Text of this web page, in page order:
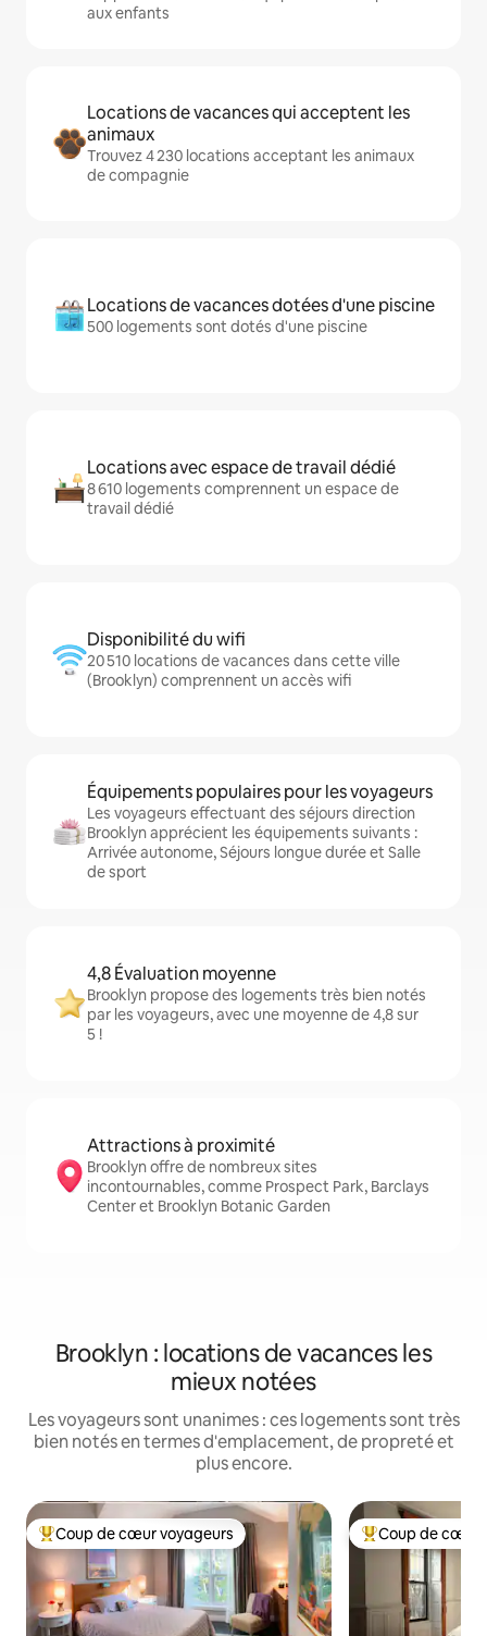
aux enfants
Locations de vacances qui acceptent les
animaux
Trouvez 4 230 locations acceptant les animaux
de compagnie
Locations de vacances dotées d'une piscine
500 logements sont dotés d'une piscine
Locations avec espace de travail dédié
8 610 logements comprennent un espace de
travail dédié
Disponibilité du wifi
20 510 locations de vacances dans cette ville
(Brooklyn) comprennent un accès wifi
Équipements populaires pour les voyageurs
Les voyageurs effectuant des séjours direction
Brooklyn apprécient les équipements suivants :
Arrivée autonome, Séjours longue durée et Salle
de sport
4,8 Évaluation moyenne
Brooklyn propose des logements très bien notés
par les voyageurs, avec une moyenne de 4,8 sur
5 !
Attractions à proximité
Brooklyn offre de nombreux sites
incontournables, comme Prospect Park, Barclays
Center et Brooklyn Botanic Garden
Brooklyn : locations de vacances les
mieux notées
Les voyageurs sont unanimes : ces logements sont très
bien notés en termes d'emplacement, de propreté et
plus encore.
Coups de cœur voyageurs les plus appréciés
Coup de cœur voyageurs Coups de cœur
Coup de cœur